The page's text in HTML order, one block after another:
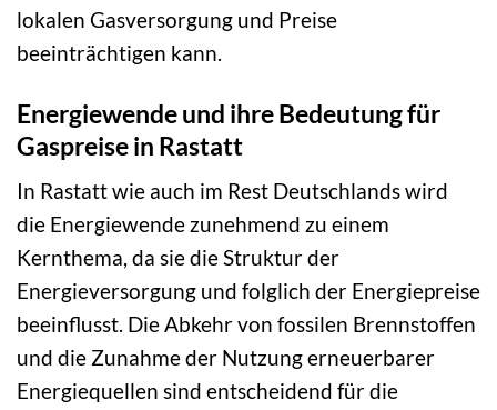
lokalen Gasversorgung und Preise
beeinträchtigen kann.
Energiewende und ihre Bedeutung für
Gaspreise in Rastatt
In Rastatt wie auch im Rest Deutschlands wird
die Energiewende zunehmend zu einem
Kernthema, da sie die Struktur der
Energieversorgung und folglich der Energiepreise
beeinflusst. Die Abkehr von fossilen Brennstoffen
und die Zunahme der Nutzung erneuerbarer
Energiequellen sind entscheidend für die